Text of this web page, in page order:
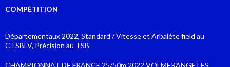
COMPÉTITION
Départementaux 2022, Standard / Vitesse et Arbalète field au
CTSBLV, Précision au TSB
CHAMPIONNAT DE FRANCE 25/50m 2022 VOLMERANGE LES